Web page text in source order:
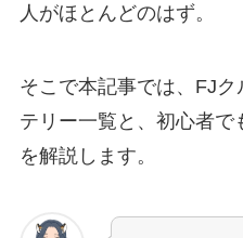
人がほとんどのはず。
そこで本記事では、FJ
テリー一覧と、初心者
を解説します。